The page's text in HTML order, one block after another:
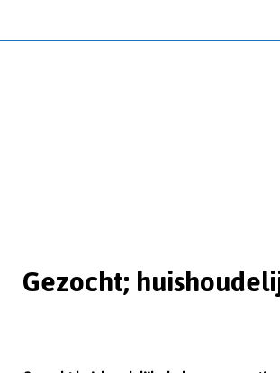
Gezocht;